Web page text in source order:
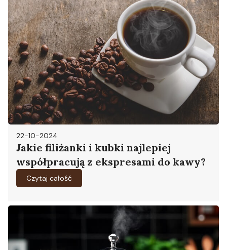
22-10-2024
Jakie filiżanki i kubki najlepiej
współpracują z ekspresami do kawy?
Czytaj całość